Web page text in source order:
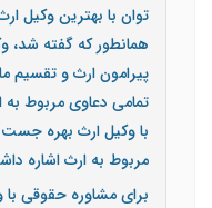
توان با بهترین وکیل
همانطور که گفته
پیرامون ارث و تقسیم
تمامی دعاوی مربوط
با وکیل ارث بهره
مربوط به ارث اشاره
برای مشاوره حقوقی با